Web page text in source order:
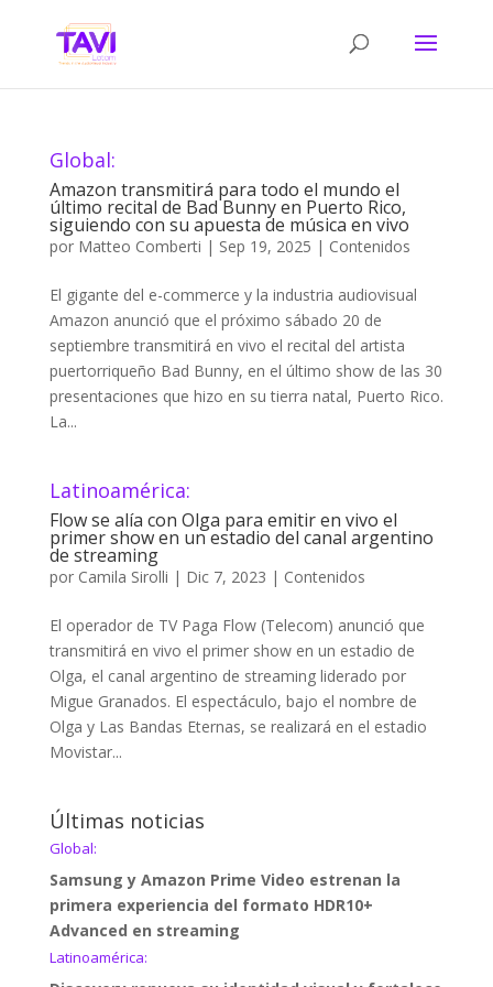
Global:
Amazon transmitirá para todo el mundo el
último recital de Bad Bunny en Puerto Rico,
siguiendo con su apuesta de música en vivo
por Matteo Comberti | Sep 19, 2025 | Contenidos
El gigante del e-commerce y la industria audiovisual
Amazon anunció que el próximo sábado 20 de
septiembre transmitirá en vivo el recital del artista
puertorriqueño Bad Bunny, en el último show de las 30
presentaciones que hizo en su tierra natal, Puerto Rico.
La...
Latinoamérica:
Flow se alía con Olga para emitir en vivo el
primer show en un estadio del canal argentino
de streaming
por Camila Sirolli | Dic 7, 2023 | Contenidos
El operador de TV Paga Flow (Telecom) anunció que
transmitirá en vivo el primer show en un estadio de
Olga, el canal argentino de streaming liderado por
Migue Granados. El espectáculo, bajo el nombre de
Olga y Las Bandas Eternas, se realizará en el estadio
Movistar...
Últimas noticias
Global:
Samsung y Amazon Prime Video estrenan la
primera experiencia del formato HDR10+
Advanced en streaming
Latinoamérica: